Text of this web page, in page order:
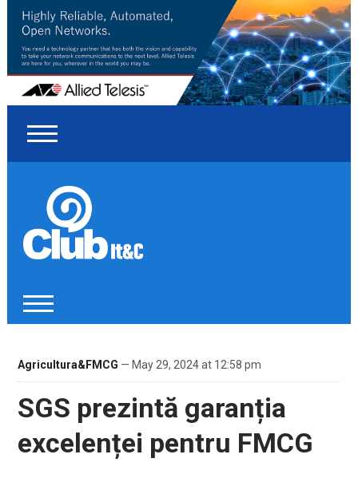
Agricultura&FMCG — May 29, 2024 at 12:58 pm
SGS prezintă garanția
excelenței pentru FMCG